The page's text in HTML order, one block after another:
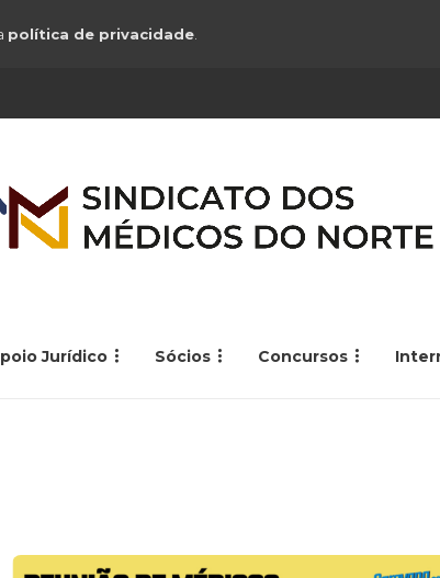
política de privacidade
Jurídico Sócios Concursos